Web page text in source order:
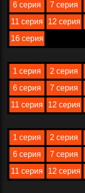
6 серия
7 серия
11 серия
12 серия
16 серия
1 серия 2 серия
6 серия
7 серия
11 серия
12 серия
1 серия 2 серия
6 серия
7 серия
11 серия
12 серия